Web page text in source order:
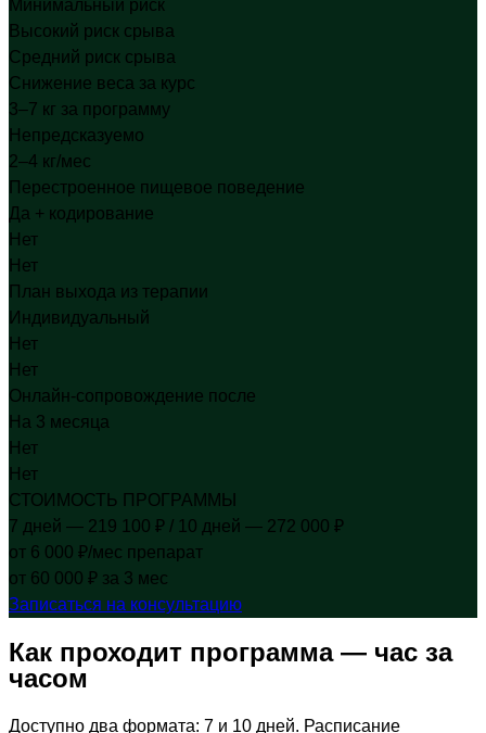
Минимальный риск
Высокий риск срыва
Средний риск срыва
Снижение веса за курс
3–7 кг за программу
Непредсказуемо
2–4 кг/мес
Перестроенное пищевое поведение
Да + кодирование
Нет
Нет
План выхода из терапии
Индивидуальный
Нет
Нет
Онлайн-сопровождение после
На 3 месяца
Нет
Нет
СТОИМОСТЬ ПРОГРАММЫ
7 дней — 219 100 ₽ / 10 дней — 272 000 ₽
от 6 000 ₽/мес препарат
от 60 000 ₽ за 3 мес
Записаться на консультацию
Как проходит программа — час за
часом
Доступно два формата: 7 и 10 дней. Расписание